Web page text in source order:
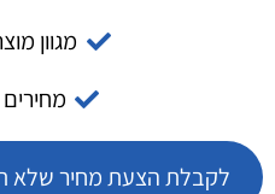
מגוון
לקבלת הצעת מחיר שלא